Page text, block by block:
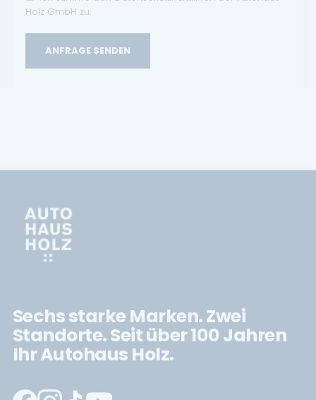
Holz GmbH zu.
ANFRAGE SENDEN
Sechs starke Marken. Zwei
Standorte. Seit über 100 Jahren
Ihr Autohaus Holz.